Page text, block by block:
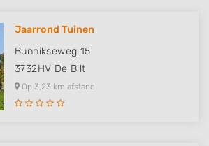
Jaarrond Tuinen
Bunnikseweg 15
3732HV De Bilt
Op 3,23 km afstand